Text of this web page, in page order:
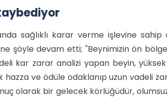
sağlıklı karar verme işlevine sahip
şöyle devam etti; "Beynimizin ön
kar zarar analizi yapan beyin,
ve ödüle odaklanıp uzun vadeli
olarak bir gelecek körlüğüdür,